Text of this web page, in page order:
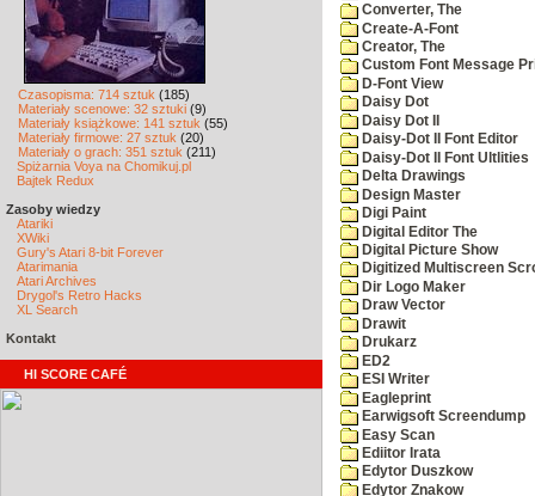
Czasopisma: 714 sztuk (185)
Materiały scenowe: 32 sztuki (9)
Materiały książkowe: 141 sztuk (55)
Materiały firmowe: 27 sztuk (20)
Materiały o grach: 351 sztuk (211)
Spiżarnia Voya na Chomikuj.pl
Bajtek Redux
Zasoby wiedzy
Atariki
XWiki
Gury's Atari 8-bit Forever
Atarimania
Atari Archives
Drygol's Retro Hacks
XL Search
Kontakt
HI SCORE CAFÉ
Converter, The
Create-A-Font
Creator, The
Custom Font Message
D-Font View
Daisy Dot
Daisy Dot II
Daisy-Dot II Font Editor
Daisy-Dot II Font Ultlities
Delta Drawings
Design Master
Digi Paint
Digital Editor The
Digital Picture Show
Digitized Multiscreen
Dir Logo Maker
Draw Vector
Drawit
Drukarz
ED2
ESI Writer
Eagleprint
Earwigsoft Screendump
Easy Scan
Ediitor Irata
Edytor Duszkow
Edytor Znakow